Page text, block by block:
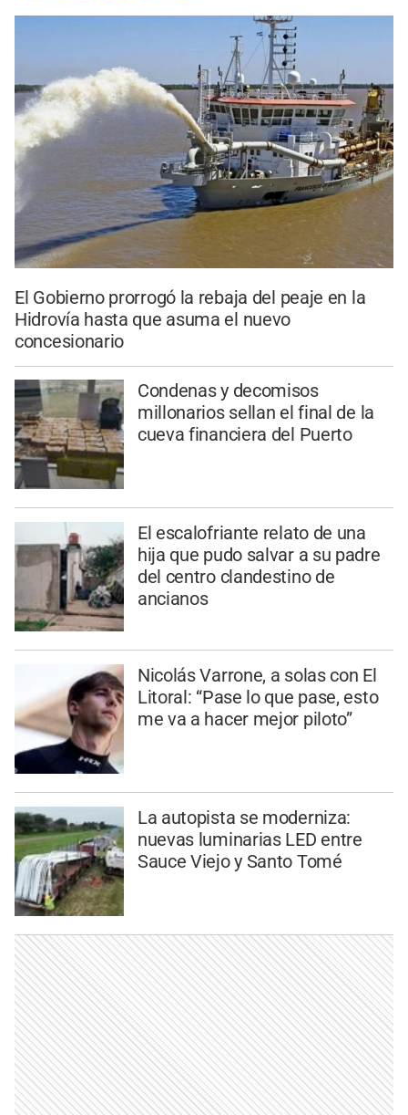
El Gobierno prorrogó la rebaja del peaje en la
Hidrovía hasta que asuma el nuevo
concesionario
Condenas y decomisos
millonarios sellan el final de la
cueva financiera del Puerto
El escalofriante relato de una
hija que pudo salvar a su padre
del centro clandestino de
ancianos
Nicolás Varrone, a solas con El
Litoral: “Pase lo que pase, esto
me va a hacer mejor piloto”
La autopista se moderniza:
nuevas luminarias LED entre
Sauce Viejo y Santo Tomé